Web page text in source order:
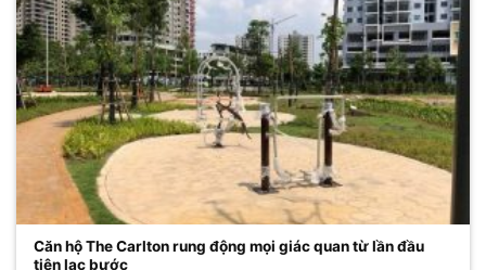
Căn hộ The Carlton rung động mọi giác quan từ lần đầu
tiên lạc bước